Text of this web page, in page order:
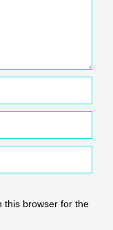
this browser for the